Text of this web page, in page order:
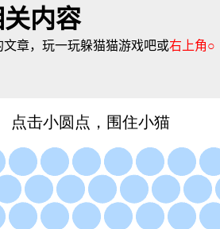
内容
章，玩一玩躲猫猫游戏吧或右上角○